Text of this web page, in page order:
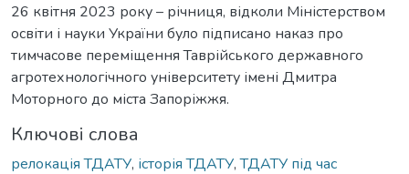
26 квітня 2023 року – річниця, відколи Міністерством
освіти і науки України було підписано наказ про
тимчасове переміщення Таврійського державного
агротехнологічного університету імені Дмитра
Моторного до міста Запоріжжя.
Ключові слова
релокація ТДАТУ, історія ТДАТУ,ТДАТУ під час